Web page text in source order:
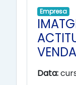
Empresa
VENDA
Data: